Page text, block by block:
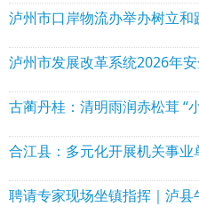
古蔺丹桂：清明雨润赤松茸 “